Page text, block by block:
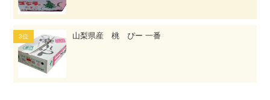
山梨県産 桃 ぴー 一番